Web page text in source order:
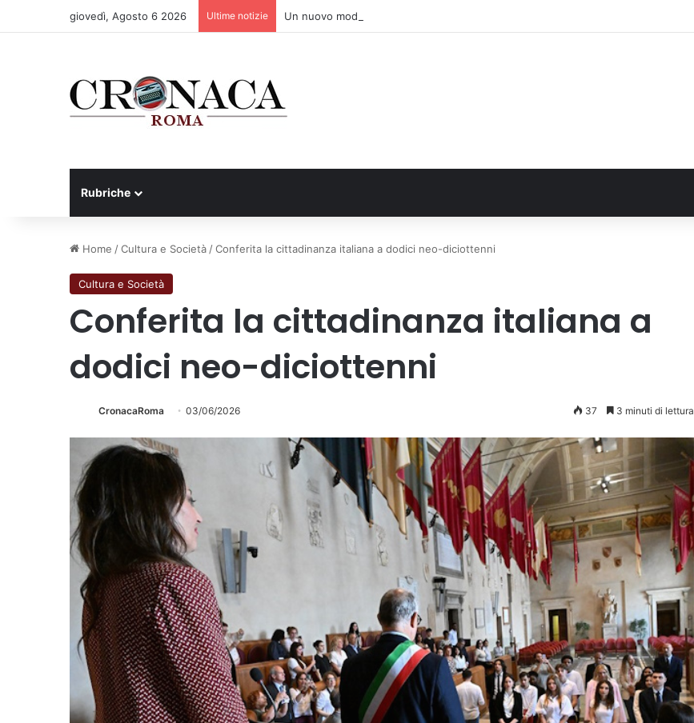
giovedì, Agosto 6 2026 Ultime notizie Un nuovo modello di IA stima il volume dei ghiacciai del pianeta
Rubriche
Home /Cultura e Società /Conferita la cittadinanza italiana a dodici neo-diciottenni
Cultura e Società
Conferita la cittadinanza italiana a
dodici neo-diciottenni
CronacaRoma 03/06/2026 37 3 minuti di lettura